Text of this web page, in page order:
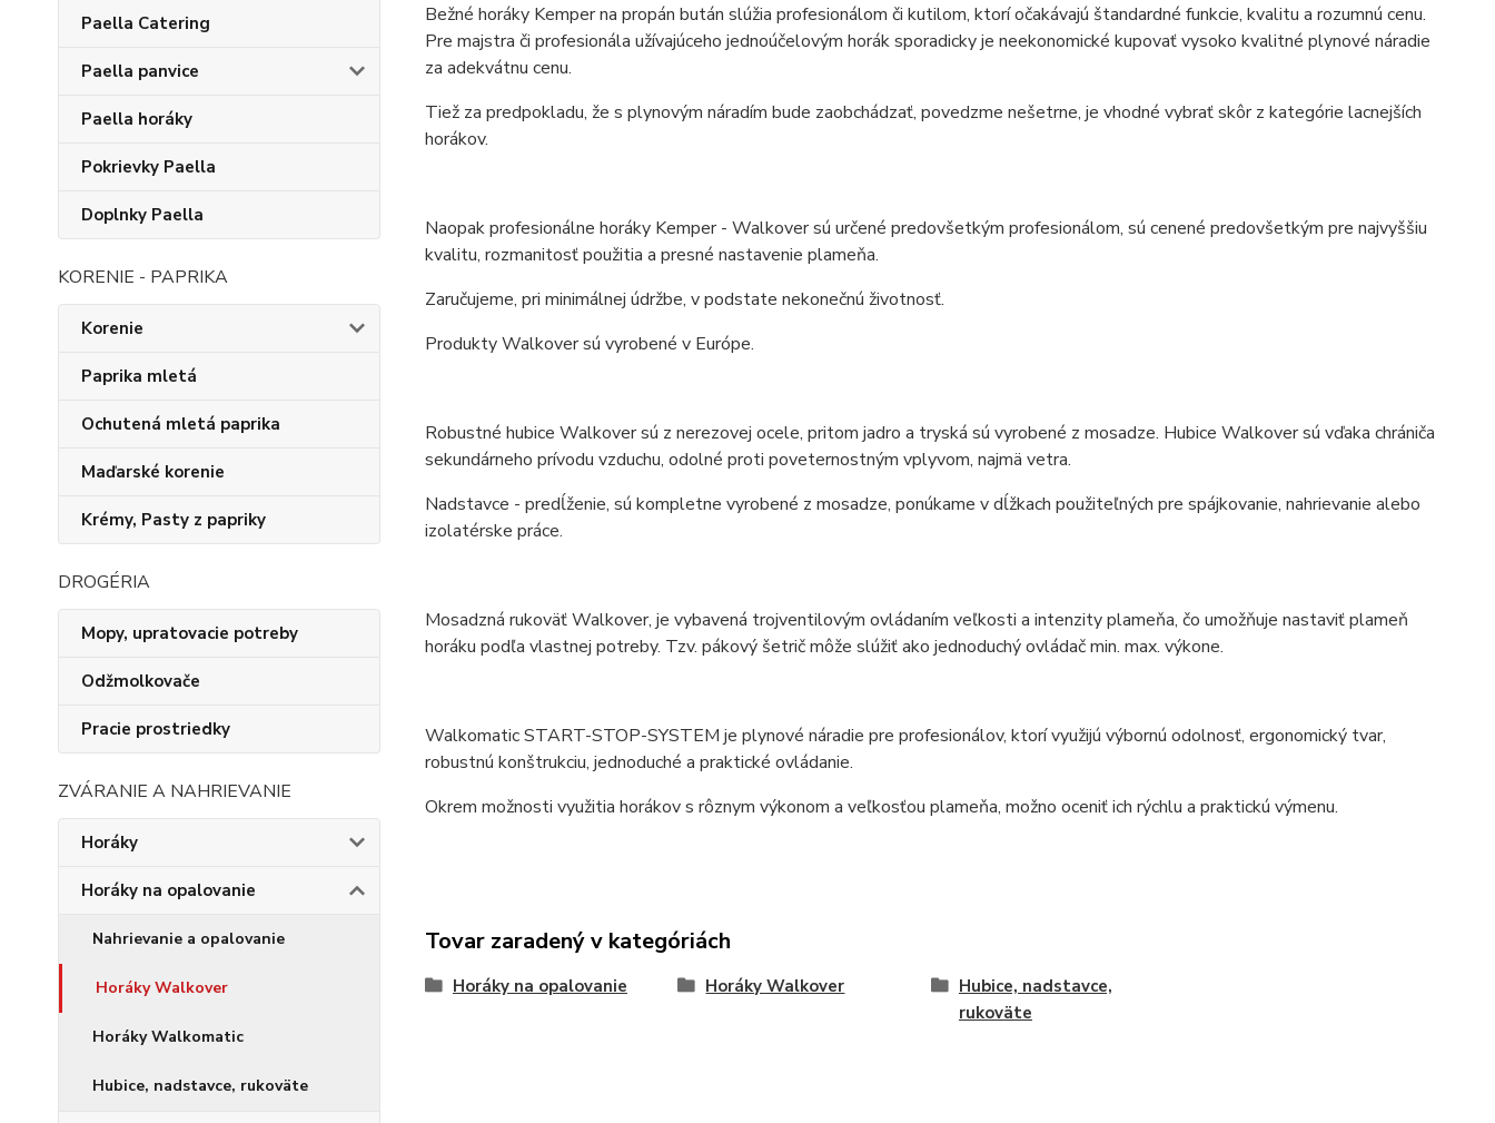
Paella Catering
Paella panvice
Paella horáky
Pokrievky Paella
Doplnky Paella
KORENIE - PAPRIKA
Korenie
Paprika mletá
Ochutená mletá paprika
Maďarské korenie
Krémy, Pasty z papriky
DROGÉRIA
Mopy, upratovacie potreby
Odžmolkovače
Pracie prostriedky
ZVÁRANIE A NAHRIEVANIE
Horáky
Horáky na opalovanie
Nahrievanie a opalovanie
Horáky Walkover
Horáky Walkomatic
Hubice, nadstavce, rukoväte
Bežné horáky Kemper na propán bután slúžia profesionálom či kutilom, ktorí očakávajú štandardné funkcie, kvalitu a rozumnú cenu.
Pre majstra či profesionála užívajúceho jednoúčelovým horák sporadicky je neekonomické kupovať vysoko kvalitné plynové náradie
za adekvátnu cenu.
Tiež za predpokladu, že s plynovým náradím bude zaobchádzať, povedzme nešetrne, je vhodné vybrať skôr z kategórie lacnejších
horákov.
Naopak profesionálne horáky Kemper - Walkover sú určené predovšetkým profesionálom, sú cenené predovšetkým pre najvyššiu
kvalitu, rozmanitosť použitia a presné nastavenie plameňa.
Zaručujeme, pri minimálnej údržbe, v podstate nekonečnú životnosť.
Produkty Walkover sú vyrobené v Európe.
Robustné hubice Walkover sú z nerezovej ocele, pritom jadro a tryská sú vyrobené z mosadze. Hubice Walkover sú vďaka chrániča
sekundárneho prívodu vzduchu, odolné proti poveternostným vplyvom, najmä vetra.
Nadstavce - predĺženie, sú kompletne vyrobené z mosadze, ponúkame v dĺžkach použiteľných pre spájkovanie, nahrievanie alebo
izolatérske práce.
Mosadzná rukoväť Walkover, je vybavená trojventilovým ovládaním veľkosti a intenzity plameňa, čo umožňuje nastaviť plameň
horáku podľa vlastnej potreby. Tzv. pákový šetrič môže slúžiť ako jednoduchý ovládač min. max. výkone.
Walkomatic START-STOP-SYSTEM je plynové náradie pre profesionálov, ktorí využijú výbornú odolnosť, ergonomický tvar,
robustnú konštrukciu, jednoduché a praktické ovládanie.
Okrem možnosti využitia horákov s rôznym výkonom a veľkosťou plameňa, možno oceniť ich rýchlu a praktickú výmenu.
Tovar zaradený v kategóriách
Horáky na opalovanie Horáky Walkover
Hubice, nadstavce,
rukoväte